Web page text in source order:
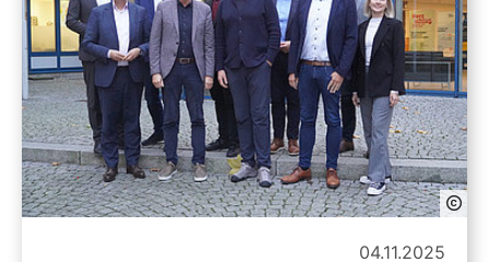
04.11.2025